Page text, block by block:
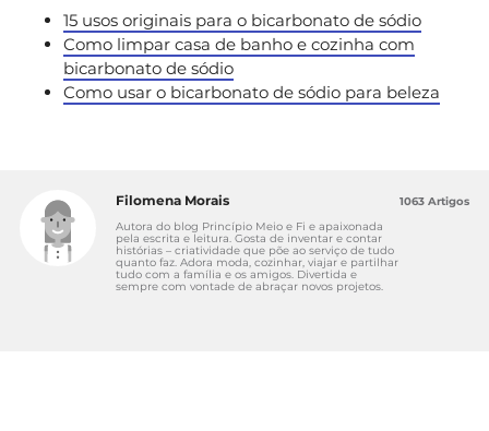
15 usos originais para o bicarbonato de sódio
Como limpar casa de banho e cozinha com
bicarbonato de sódio
Como usar o bicarbonato de sódio para beleza
Filomena Morais
Autora do blog Princípio Meio e Fi e apaixonada
pela escrita e leitura. Gosta de inventar e contar
histórias – criatividade que põe ao serviço de tudo
quanto faz. Adora moda, cozinhar, viajar e partilhar
tudo com a família e os amigos. Divertida e
sempre com vontade de abraçar novos projetos.
1063 Artigos